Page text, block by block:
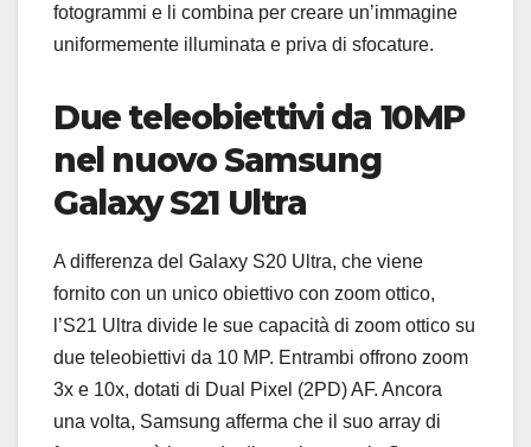
fotogrammi e li combina per creare un’immagine
uniformemente illuminata e priva di sfocature.
Due teleobiettivi da 10MP
nel nuovo Samsung
Galaxy S21 Ultra
A differenza del Galaxy S20 Ultra, che viene
fornito con un unico obiettivo con zoom ottico,
l’S21 Ultra divide le sue capacità di zoom ottico su
due teleobiettivi da 10 MP. Entrambi offrono zoom
3x e 10x, dotati di Dual Pixel (2PD) AF. Ancora
una volta, Samsung afferma che il suo array di